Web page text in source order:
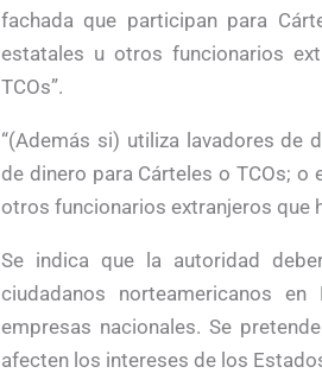
fachada que participan para
estatales u otros funcionarios
TCOs”.
“(Además si) utiliza lavadores de
de dinero para Cárteles o TCOs;
otros funcionarios extranjeros que
Se indica que la autoridad
ciudadanos norteamericanos
empresas nacionales. Se
afecten los intereses de los